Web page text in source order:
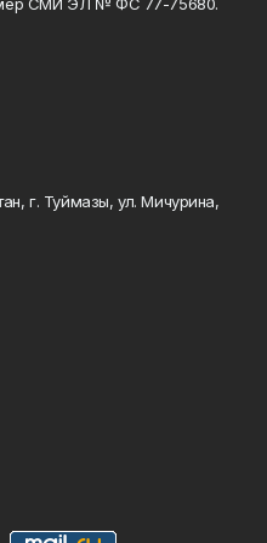
г. Туймазы, ул. Мичурина,